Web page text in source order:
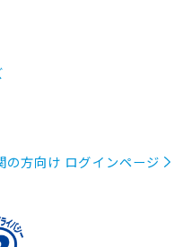
の方向け ログインページ